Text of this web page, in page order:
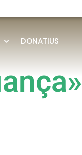
DONATIUS